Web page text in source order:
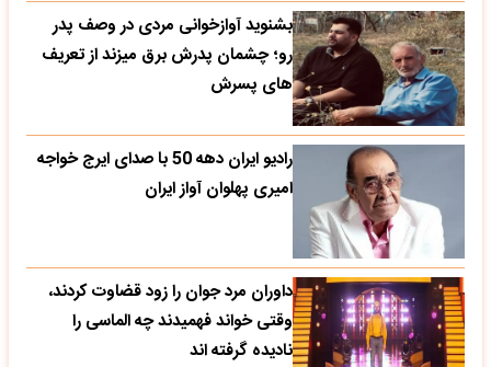
بشنوید آوازخوانی مردی در وصف پدر
رو؛ چشمان پدرش برق میزند از تعریف
های پسرش
رادیو ایران دهه 50 با صدای ایرج خواجه
امیری پهلوان آواز ایران
داوران مرد جوان را زود قضاوت کردند،
وقتی خواند فهمیدند چه الماسی را
نادیده گرفته اند